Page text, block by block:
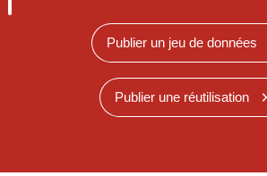
Publier un jeu de données
Publier une réutilisation